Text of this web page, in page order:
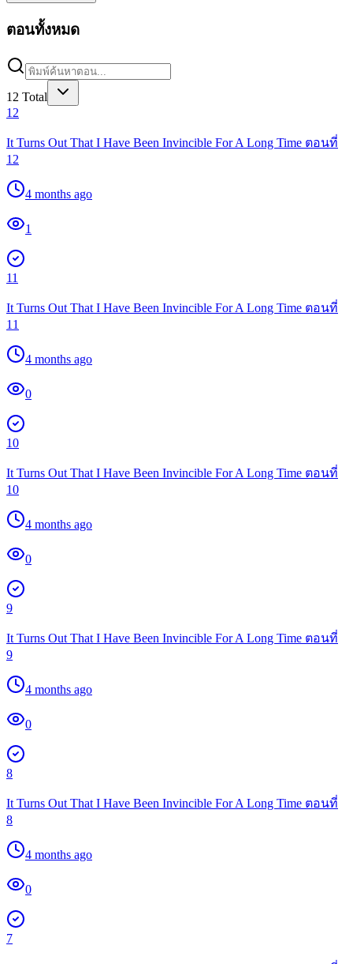
ตอนทั้งหมด
12 Total
12
It Turns Out That I Have Been Invincible For A Long Time ตอนที่
12
4 months ago
1
11
It Turns Out That I Have Been Invincible For A Long Time ตอนที่
11
4 months ago
0
10
It Turns Out That I Have Been Invincible For A Long Time ตอนที่
10
4 months ago
0
9
It Turns Out That I Have Been Invincible For A Long Time ตอนที่
9
4 months ago
0
8
It Turns Out That I Have Been Invincible For A Long Time ตอนที่
8
4 months ago
0
7